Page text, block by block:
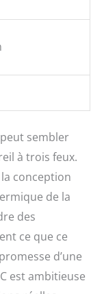
sembler
à trois feux.
conception
de la
des
ce que ce
d’une
est ambitieuse